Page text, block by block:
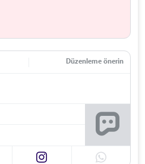
Düzenleme önerin